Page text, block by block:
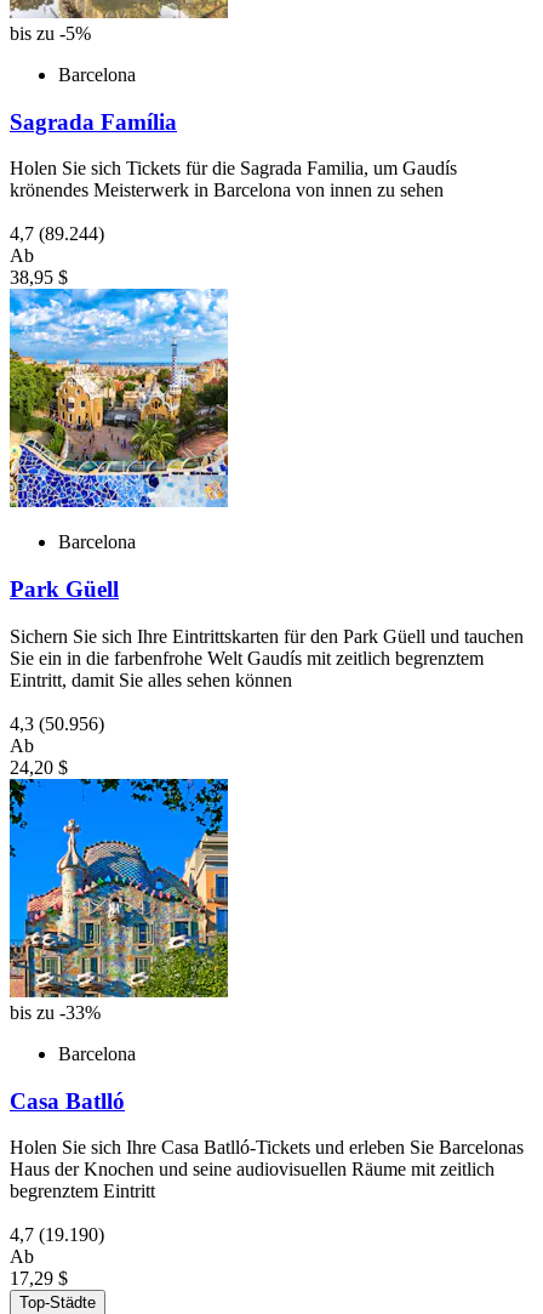
bis zu -5%
Barcelona
Sagrada Família
Holen Sie sich Tickets für die Sagrada Familia, um Gaudís
krönendes Meisterwerk in Barcelona von innen zu sehen
4,7 (89.244)
Ab
38,95 $
Barcelona
Park Güell
Sichern Sie sich Ihre Eintrittskarten für den Park Güell und tauchen
Sie ein in die farbenfrohe Welt Gaudís mit zeitlich begrenztem
Eintritt, damit Sie alles sehen können
4,3 (50.956)
Ab
24,20 $
bis zu -33%
Barcelona
Casa Batlló
Holen Sie sich Ihre Casa Batlló-Tickets und erleben Sie Barcelonas
Haus der Knochen und seine audiovisuellen Räume mit zeitlich
begrenztem Eintritt
4,7 (19.190)
Ab
17,29 $
Top-Städte